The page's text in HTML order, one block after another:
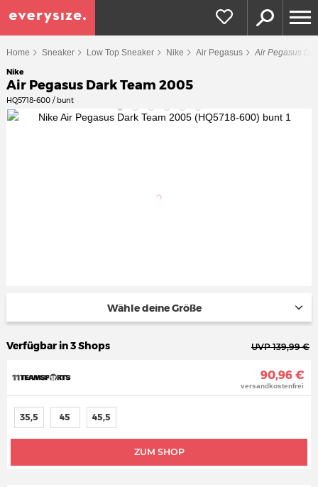
Home Sneaker Low Top Sneaker Nike Air Pegasus Air Pegasus
Nike
Air Pegasus Dark Team 2005
HQ5718-600 / bunt
Wähle deine Größe
Verfügbar in 3 Shops UVP 139,99 €
90,96 €
versandkostenfrei
ZUM SHOP
35,5 45 45,5